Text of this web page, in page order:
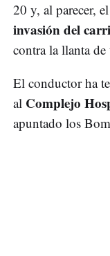
20 y, al parecer,
invasión del
contra la llanta
El conductor ha
al Complejo
apuntado los